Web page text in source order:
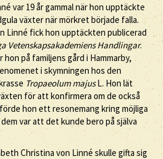
var 19 år gammal när hon upptäckte
växter när mörkret började falla.
Linné fick hon upptäckten publicerad
Vetenskapsakademiens Handlingar.
på familjens gård i Hammarby,
i skymningen hos den
Tropaeolum majusL. Hon lät
för att konfirmera om de också
hon ett resonemang kring möjliga
var att det kunde bero på själva
Christina von Linné skulle gifta sig